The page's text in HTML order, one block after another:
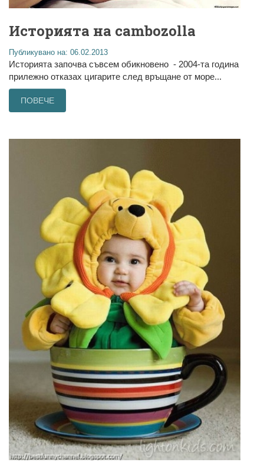
Историята на cambozolla
Публикувано на: 06.02.2013
Историята започва съвсем обикновено - 2004-та година
прилежно отказах цигарите след връщане от море...
ПОВЕЧЕ